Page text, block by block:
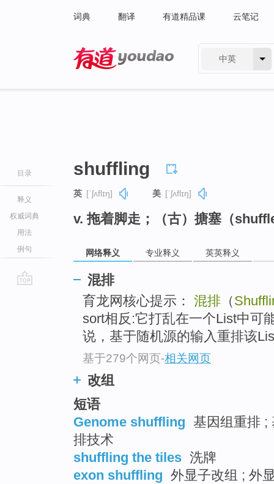
词典 翻译 有道精品课 云笔记
中英
目录
释义
权威词典
用法
例句
shuffling
英 [ˈʃʌflɪŋ] 美 [ˈʃʌflɪŋ]
v. 拖着脚走；（古）搪塞（
网络释义 专业释义 英英释义
混排
育龙网核心提示： 混排 （
sort相反:它打乱在一个List中可
说，基于随机源的输入重排该
基于279个网页-相关网页
改组
短语
Genome shuffling 基因组重排 ;
排技术
shuffling the tiles 洗牌
exon shuffling 外显子改组 ; 外